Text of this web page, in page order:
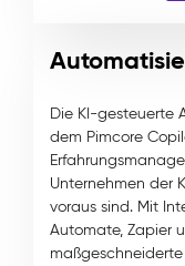
Die KI-gesteuerte
dem Pimcore
Unternehmen der
voraus sind. Mit
Automate, Zapier